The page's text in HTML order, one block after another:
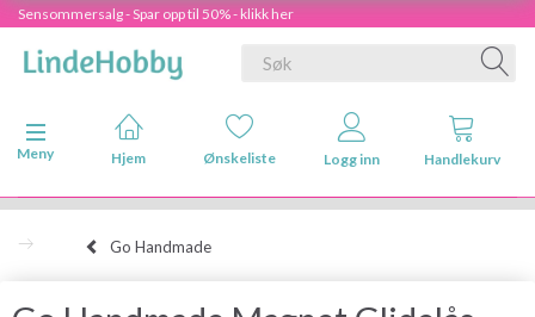
Sensommersalg - Spar opp til 50% - klikk her
Veksle navigasjon
Meny
Hjem Ønskeliste Logg inn Handlekurv
Go Handmade